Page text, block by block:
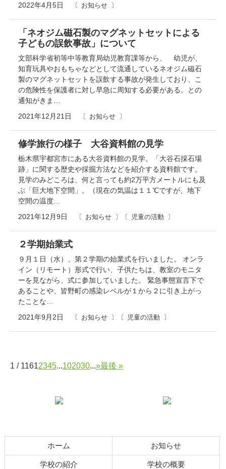
2022年4月5日 お知らせ
2021年12月21日 お知らせ
「ネオジム磁石製のマグネットセットによる
子どもの誤飲事故」について
文部科学省初等中等教育局幼児教育課等から、 幼児が、
知育玩具やおもちゃなどとして流通しているネオジム磁石
製のマグネットセットを誤飲する事故が発生しており、こ
の危険性を保護者に対し早急に周知する必要がある。との
通知がきま…
2021年12月9日 お知らせ 児童の活動
修学旅行の様子 大谷資料館の見学
栃木県宇都宮市にある大谷資料館の見学。「大谷石採石場
跡」に関する歴史や採掘方法などを紹介する資料館です。
見学のみどころは、何と言っても約2万平方メートルにも及
ぶ「巨大地下空間」。（現在の気温は１１℃ですが、地下
空間の温度…
2021年9月2日 お知らせ 児童の活動
２学期始業式
９月１日（水）、第２学期の始業式を行いました。 オンラ
イン（リモート）形式で行い、子供たちは、教室のモニタ
ーを見ながら、式に参加していました。 緊急事態宣言下で
あることや、皆野町の感染レベルが１から２に引き上がっ
たことな…
1 / 11612345...102030...»最後 »
本
頭
ホーム お知らせ
学校の紹介 学校の概要